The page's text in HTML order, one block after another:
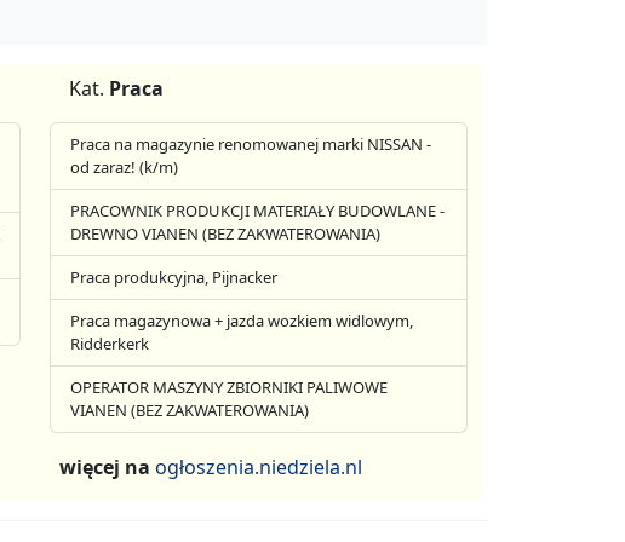
Kat. Praca
Praca na magazynie renomowanej marki NISSAN -
od zaraz! (k/m)
PRACOWNIK PRODUKCJI MATERIAŁY BUDOWLANE -
DREWNO VIANEN (BEZ ZAKWATEROWANIA)
Praca produkcyjna, Pijnacker
Praca magazynowa + jazda wozkiem widlowym,
Ridderkerk
OPERATOR MASZYNY ZBIORNIKI PALIWOWE
VIANEN (BEZ ZAKWATEROWANIA)
więcej na ogłoszenia.niedziela.nl